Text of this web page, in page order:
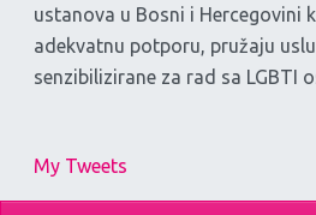
ustanova u Bosni i Hercegovini
adekvatnu potporu, pružaju
senzibilizirane za rad sa LGBTI
My Tweets